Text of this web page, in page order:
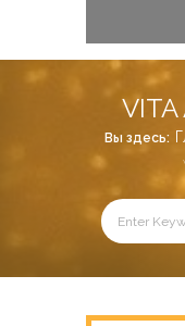
Вы здесь: